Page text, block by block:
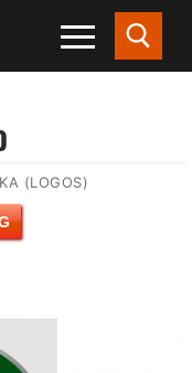
(LOGOS)